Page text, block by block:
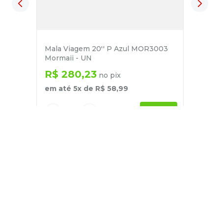
Mala Viagem 20'' P Azul MOR3003
Mormaii - UN
R$ 280,23 no pix
em até 5x de R$ 58,99